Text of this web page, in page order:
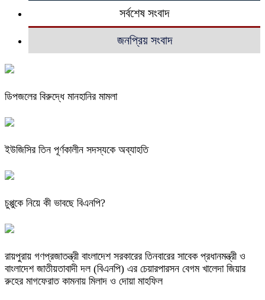
সর্বশেষ সংবাদ
জনপ্রিয় সংবাদ
ডিপজলের বিরুদ্ধে মানহানির মামলা
ইউজিসির তিন পূর্ণকালীন সদস্যকে অব্যাহতি
চুপ্পুকে নিয়ে কী ভাবছে বিএনপি?
রায়পুরায় গণপ্রজাতন্ত্রী বাংলাদেশ সরকারের তিনবারের সাবেক প্রধানমন্ত্রী ও
বাংলাদেশ জাতীয়তাবাদী দল (বিএনপি) এর চেয়ারপারসন বেগম খালেদা জিয়ার
রুহের মাগফেরাত কামনায় মিলাদ ও দোয়া মাহফিল